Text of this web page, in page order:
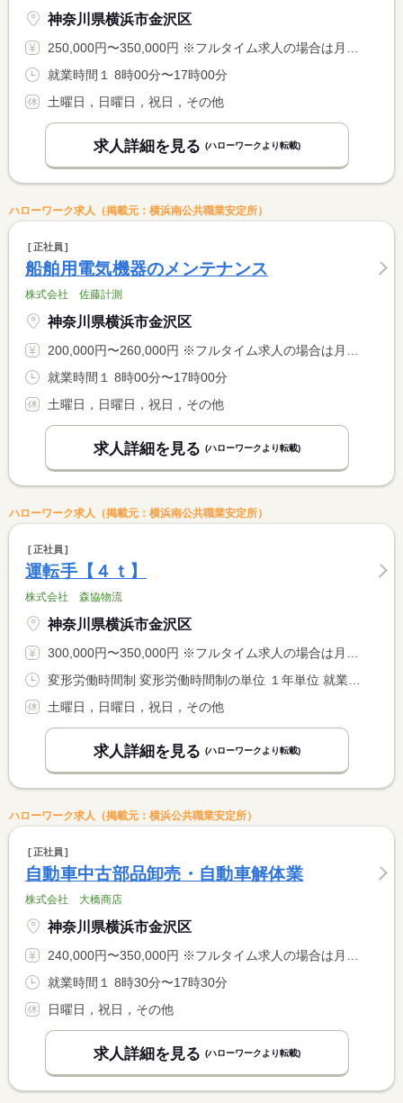
神奈川県横浜市金沢区
250,000円〜350,000円 ※フルタイム求人の場合は月額（換算額）、パート求人の場合は時間額を表示しています。
就業時間１ 8時00分〜17時00分
土曜日，日曜日，祝日，その他
求人詳細を見る (ハローワークより転載)
ハローワーク求人（掲載元：横浜南公共職業安定所）
正社員
船舶用電気機器のメンテナンス
株式会社 佐藤計測
神奈川県横浜市金沢区
200,000円〜260,000円 ※フルタイム求人の場合は月額（換算額）、パート求人の場合は時間額を表示しています。
就業時間１ 8時00分〜17時00分
土曜日，日曜日，祝日，その他
求人詳細を見る (ハローワークより転載)
ハローワーク求人（掲載元：横浜南公共職業安定所）
正社員
運転手【４ｔ】
株式会社 森協物流
神奈川県横浜市金沢区
300,000円〜350,000円 ※フルタイム求人の場合は月額（換算額）、パート求人の場合は時間額を表示しています。
変形労働時間制 変形労働時間制の単位 １年単位 就業時間１ 3時00分〜11時00分
土曜日，日曜日，祝日，その他
求人詳細を見る (ハローワークより転載)
ハローワーク求人（掲載元：横浜公共職業安定所）
正社員
自動車中古部品卸売・自動車解体業
株式会社 大橋商店
神奈川県横浜市金沢区
240,000円〜350,000円 ※フルタイム求人の場合は月額（換算額）、パート求人の場合は時間額を表示しています。
就業時間１ 8時30分〜17時30分
日曜日，祝日，その他
求人詳細を見る (ハローワークより転載)